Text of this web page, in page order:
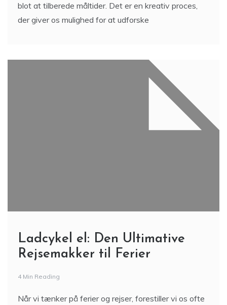
blot at tilberede måltider. Det er en kreativ proces,
der giver os mulighed for at udforske
Ladcykel el: Den Ultimative
Rejsemakker til Ferier
4 Min Reading
Når vi tænker på ferier og rejser, forestiller vi os ofte